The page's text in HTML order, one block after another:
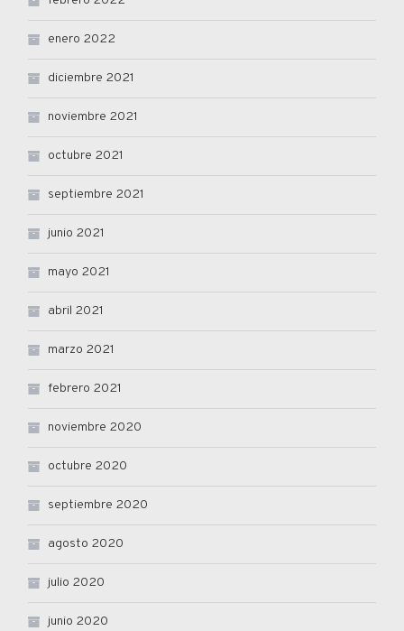
enero 2022
diciembre 2021
noviembre 2021
octubre 2021
septiembre 2021
junio 2021
mayo 2021
abril 2021
marzo 2021
febrero 2021
noviembre 2020
octubre 2020
septiembre 2020
agosto 2020
julio 2020
junio 2020